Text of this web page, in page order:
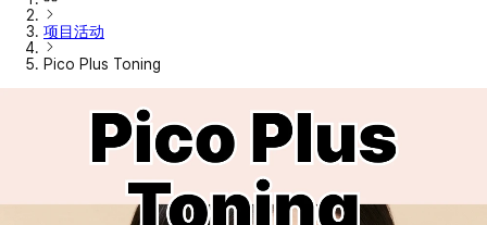
项目活动
Pico Plus Toning